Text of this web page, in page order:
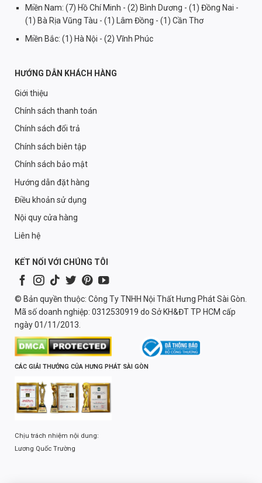
Miền Nam: (7) Hồ Chí Minh - (2) Bình Dương - (1) Đồng Nai -
(1) Bà Rịa Vũng Tàu - (1) Lâm Đồng - (1) Cần Thơ
Miền Bắc: (1) Hà Nội - (2) Vĩnh Phúc
HƯỚNG DẪN KHÁCH HÀNG
Giới thiệu
Chính sách thanh toán
Chính sách đổi trả
Chính sách biên tập
Chính sách bảo mật
Hướng dẫn đặt hàng
Điều khoản sử dụng
Nội quy cửa hàng
Liên hệ
KẾT NỐI VỚI CHÚNG TÔI
© Bản quyền thuộc: Công Ty TNHH Nội Thất Hưng Phát Sài Gòn.
Mã số doanh nghiệp: 0312530919 do Sở KH&ĐT TP HCM cấp
ngày 01/11/2013.
CÁC GIẢI THƯỞNG CỦA HƯNG PHÁT SÀI GÒN
Chịu trách nhiệm nội dung:
Lương Quốc Trường